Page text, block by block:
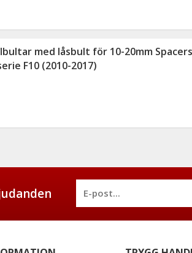
med låsbult för 10-20mm
F10 (2010-2017)